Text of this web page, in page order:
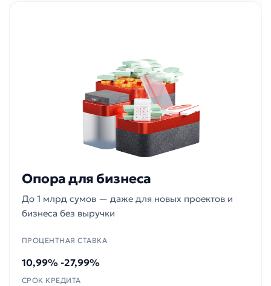
Опора для бизнеса
До 1 млрд сумов — даже для новых проектов и
бизнеса без выручки
ПРОЦЕНТНАЯ СТАВКА
10,99% -27,99%
СРОК КРЕДИТА